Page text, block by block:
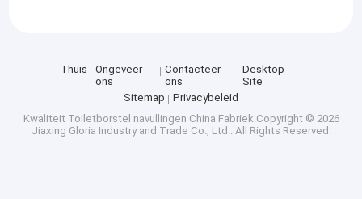
Thuis
Ongeveer
ons
Contacteer
ons
Desktop
Site
Sitemap
Privacybeleid
Kwaliteit Toiletborstel navullingen China Fabriek.Copyright © 2026
Jiaxing Gloria Industry and Trade Co., Ltd.. All Rights Reserved.